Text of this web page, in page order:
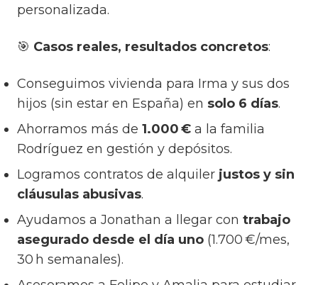
personalizada.
🎯 Casos reales, resultados concretos:
Conseguimos vivienda para Irma y sus dos
hijos (sin estar en España) en solo 6 días.
Ahorramos más de 1.000 € a la familia
Rodríguez en gestión y depósitos.
Logramos contratos de alquiler justos y sin
cláusulas abusivas.
Ayudamos a Jonathan a llegar con trabajo
asegurado desde el día uno (1.700 €/mes,
30 h semanales).